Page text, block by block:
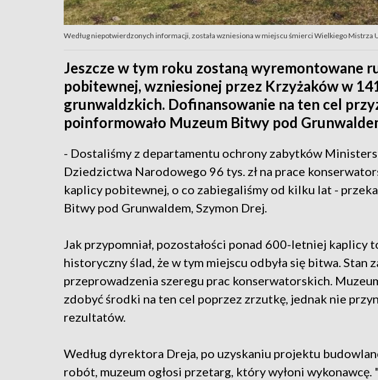
Według niepotwierdzonych informacji, została wzniesiona w miejscu śmierci Wielkiego Mistrza
Jeszcze w tym roku zostaną wyremontowane
pobitewnej, wzniesionej przez Krzyżaków w
grunwaldzkich. Dofinansowanie na ten cel
poinformowało Muzeum Bitwy pod
- Dostaliśmy z departamentu ochrony zabytków
Dziedzictwa Narodowego 96 tys. zł na prace
kaplicy pobitewnej, o co zabiegaliśmy od kilku lat -
Bitwy pod Grunwaldem, Szymon Drej.
Jak przypomniał, pozostałości ponad 600-letniej kaplicy
historyczny ślad, że w tym miejscu odbyła się bitwa. Stan
przeprowadzenia szeregu prac konserwatorskich.
zdobyć środki na ten cel poprzez zrzutkę, jednak nie
rezultatów.
Według dyrektora Dreja, po uzyskaniu projektu
robót, muzeum ogłosi przetarg, który wyłoni